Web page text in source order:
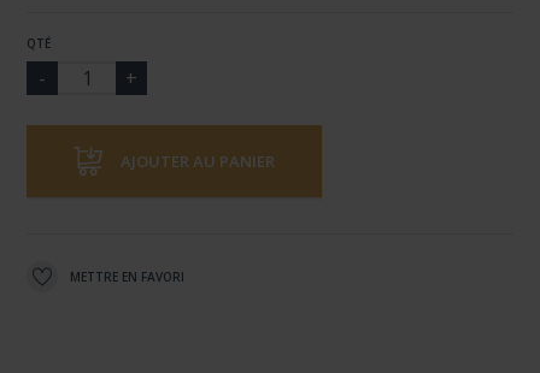
QTÉ
AJOUTER AU PANIER
METTRE EN FAVORI